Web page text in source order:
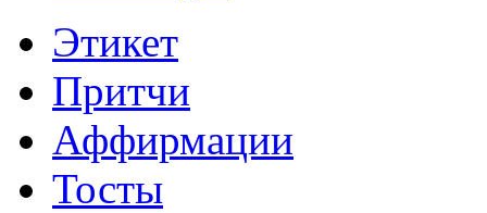
Этикет
Притчи
Аффирмации
Тосты